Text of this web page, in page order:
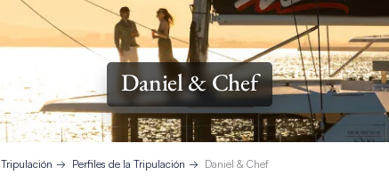
Daniel & Chef
Perfiles de la Tripulación Daniel & Chef